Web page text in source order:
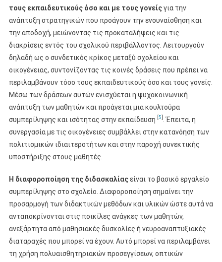
τους εκπαιδευτικούς όσο και με τους γονείςγια την
ανάπτυξη στρατηγικών που προάγουν την ενσυναίσθηση και
την αποδοχή, μειώνοντας τις προκαταλήψεις και τις
διακρίσεις εντός του σχολικού περιβάλλοντος. Λειτουργούν
δηλαδή ως ο συνδετικός κρίκος μεταξύ σχολείου και
οικογένειας, συντονίζοντας τις κοινές δράσεις που πρέπει να
περιλαμβάνουν τόσο τους εκπαιδευτικούς όσο και τους γονείς.
Μέσω των δράσεων αυτών ενισχύεται η ψυχοκοινωνική
ανάπτυξη των μαθητών και προάγεται μια κουλτούρα
συμπερίληψης και ισότητας στην εκπαίδευση 5
. Έπειτα, η
συνεργασία με τις οικογένειες συμβάλλει στην κατανόηση των
πολιτισμικών ιδιαιτεροτήτων και στην παροχή συνεκτικής
υποστήριξης στους μαθητές.
Η διαφοροποίηση της διδασκαλίαςείναι το βασικό εργαλείο
συμπερίληψης στο σχολείο. Διαφοροποίηση σημαίνει την
προσαρμογή των διδακτικών μεθόδων και υλικών ώστε αυτά να
ανταποκρίνονται στις ποικίλες ανάγκες των μαθητών,
ανεξάρτητα από μαθησιακές δυσκολίες ή νευροαναπτυξιακές
διαταραχές που μπορεί να έχουν. Αυτό μπορεί να περιλαμβάνει
τη χρήση πολυαισθητηριακών προσεγγίσεων, οπτικών